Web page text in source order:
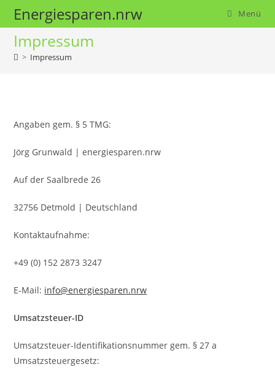
Zum
Inhalt
springen
Energiesparen.nrw Menü
Impressum
> Impressum
Angaben gem. § 5 TMG:
Jörg Grunwald | energiesparen.nrw
Auf der Saalbrede 26
32756 Detmold | Deutschland
Kontaktaufnahme:
+49 (0) 152 2873 3247
E-Mail: info@energiesparen.nrw
Umsatzsteuer-ID
Umsatzsteuer-Identifikationsnummer gem. § 27 a
Umsatzsteuergesetz: